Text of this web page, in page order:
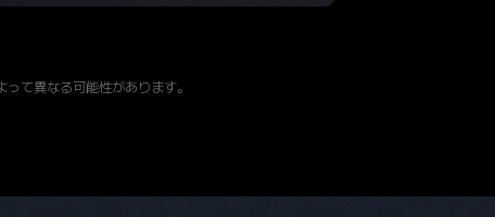
て異なる可能性があります。